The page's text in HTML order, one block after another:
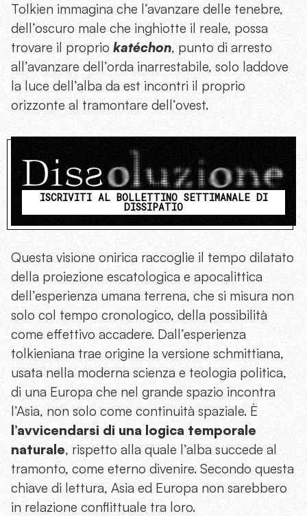
Tolkien immagina che l’avanzare delle tenebre,
dell’oscuro male che inghiotte il reale, possa
trovare il proprio katéchon, punto di arresto
all’avanzare dell’orda inarrestabile, solo laddove
la luce dell’alba da est incontri il proprio
orizzonte al tramontare dell’ovest.
ISCRIVITI AL BOLLETTINO SETTIMANALE DI
DISSIPATIO
Questa visione onirica raccoglie il tempo dilatato
della proiezione escatologica e apocalittica
dell’esperienza umana terrena, che si misura non
solo col tempo cronologico, della possibilità
come effettivo accadere. Dall’esperienza
tolkieniana trae origine la versione schmittiana,
usata nella moderna scienza e teologia politica,
di una Europa che nel grande spazio incontra
l’Asia, non solo come continuità spaziale. È
l’avvicendarsi di una logica temporale
naturale, rispetto alla quale l’alba succede al
tramonto, come eterno divenire. Secondo questa
chiave di lettura, Asia ed Europa non sarebbero
in relazione conflittuale tra loro.